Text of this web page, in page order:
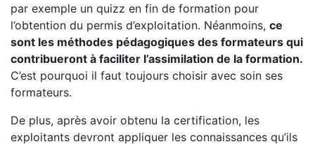
par exemple un quizz en fin de formation pour
l’obtention du permis d’exploitation. Néanmoins, ce
sont les méthodes pédagogiques des formateurs qui
contribueront à faciliter l’assimilation de la formation.
C’est pourquoi il faut toujours choisir avec soin ses
formateurs.
De plus, après avoir obtenu la certification, les
exploitants devront appliquer les connaissances qu’ils